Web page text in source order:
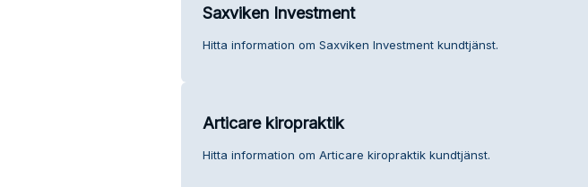
Saxviken Investment
Hitta information om Saxviken Investment kundtjänst.
Articare kiropraktik
Hitta information om Articare kiropraktik kundtjänst.